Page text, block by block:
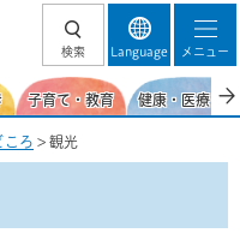
検索 Language メニュー
子育て・教育 健康・医療・
ころ > 観光